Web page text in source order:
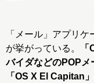
「メール」アプリ
が挙がっている。
バイダなどのPOPメ
「OS X El Capitan